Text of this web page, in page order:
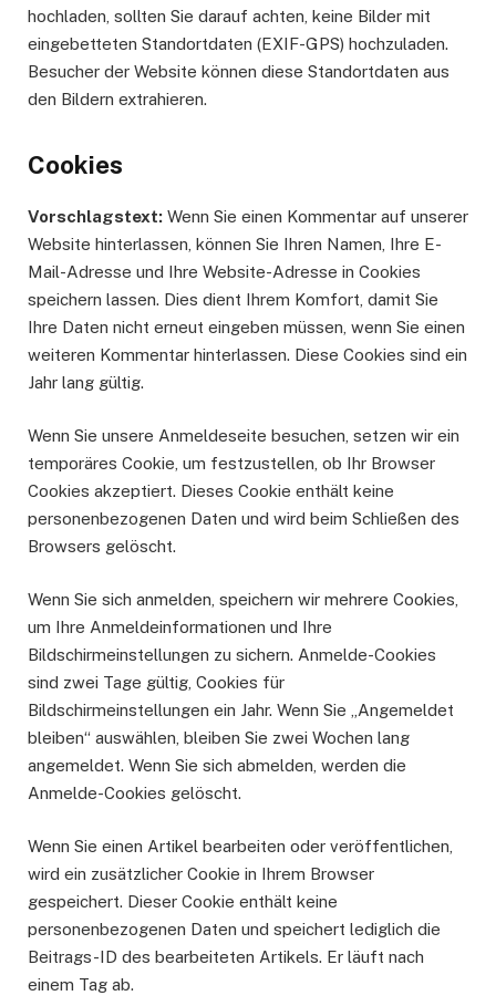
hochladen, sollten Sie darauf achten, keine Bilder mit
eingebetteten Standortdaten (EXIF-GPS) hochzuladen.
Besucher der Website können diese Standortdaten aus
den Bildern extrahieren.
Cookies
Vorschlagstext: Wenn Sie einen Kommentar auf unserer
Website hinterlassen, können Sie Ihren Namen, Ihre E-
Mail-Adresse und Ihre Website-Adresse in Cookies
speichern lassen. Dies dient Ihrem Komfort, damit Sie
Ihre Daten nicht erneut eingeben müssen, wenn Sie einen
weiteren Kommentar hinterlassen. Diese Cookies sind ein
Jahr lang gültig.
Wenn Sie unsere Anmeldeseite besuchen, setzen wir ein
temporäres Cookie, um festzustellen, ob Ihr Browser
Cookies akzeptiert. Dieses Cookie enthält keine
personenbezogenen Daten und wird beim Schließen des
Browsers gelöscht.
Wenn Sie sich anmelden, speichern wir mehrere Cookies,
um Ihre Anmeldeinformationen und Ihre
Bildschirmeinstellungen zu sichern. Anmelde-Cookies
sind zwei Tage gültig, Cookies für
Bildschirmeinstellungen ein Jahr. Wenn Sie „Angemeldet
bleiben“ auswählen, bleiben Sie zwei Wochen lang
angemeldet. Wenn Sie sich abmelden, werden die
Anmelde-Cookies gelöscht.
Wenn Sie einen Artikel bearbeiten oder veröffentlichen,
wird ein zusätzlicher Cookie in Ihrem Browser
gespeichert. Dieser Cookie enthält keine
personenbezogenen Daten und speichert lediglich die
Beitrags-ID des bearbeiteten Artikels. Er läuft nach
einem Tag ab.